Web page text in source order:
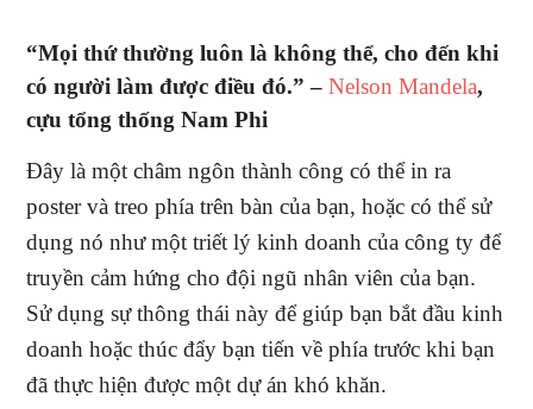
“Mọi thứ thường luôn là không thể, cho đến khi
có người làm được điều đó.” –Nelson Mandela,
cựu tổng thống Nam Phi
Đây là một châm ngôn thành công có thể in ra
poster và treo phía trên bàn của bạn, hoặc có thể sử
dụng nó như một triết lý kinh doanh của công ty để
truyền cảm hứng cho đội ngũ nhân viên của bạn.
Sử dụng sự thông thái này để giúp bạn bắt đầu kinh
doanh hoặc thúc đẩy bạn tiến về phía trước khi bạn
đã thực hiện được một dự án khó khăn.